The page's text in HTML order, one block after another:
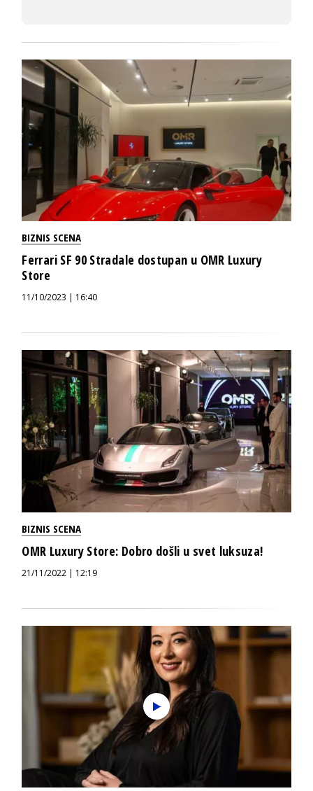
BIZNIS SCENA
Ferrari SF 90 Stradale dostupan u OMR Luxury
Store
11/10/2023 | 16:40
BIZNIS SCENA
OMR Luxury Store: Dobro došli u svet luksuza!
21/11/2022 | 12:19